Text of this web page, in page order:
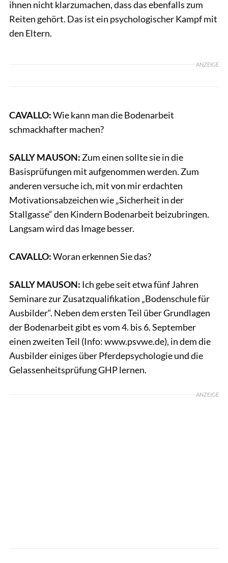
ihnen nicht klarzumachen, dass das ebenfalls zum
Reiten gehört. Das ist ein psychologischer Kampf mit
den Eltern.
ANZEIGE
CAVALLO:Wie kann man die Bodenarbeit
schmackhafter machen?
SALLY MAUSON: Zum einen sollte sie in die
Basisprüfungen mit aufgenommen werden. Zum
anderen versuche ich, mit von mir erdachten
Motivationsabzeichen wie „Sicherheit in der
Stallgasse“ den Kindern Bodenarbeit beizubringen.
Langsam wird das Image besser.
CAVALLO:Woran erkennen Sie das?
SALLY MAUSON: Ich gebe seit etwa fünf Jahren
Seminare zur Zusatzqualifikation „Bodenschule für
Ausbilder“. Neben dem ersten Teil über Grundlagen
der Bodenarbeit gibt es vom 4. bis 6. September
einen zweiten Teil (Info: www.psvwe.de), in dem die
Ausbilder einiges über Pferdepsychologie und die
Gelassenheitsprüfung GHP lernen.
ANZEIGE